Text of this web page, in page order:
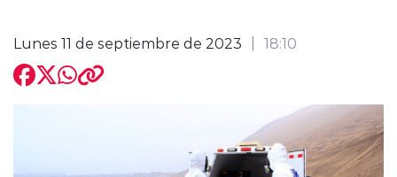
Lunes 11 de septiembre de 2023 18:10